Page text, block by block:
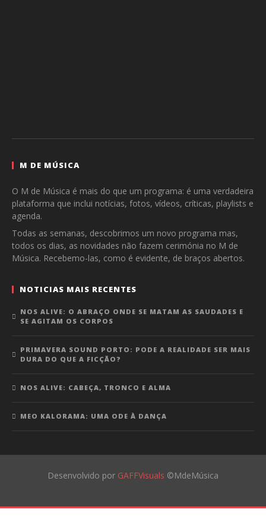
M DE MÚSICA
O M de Música é mais do que um programa: é uma verdadeira
plataforma que inclui notícias, fotos, vídeos, críticas, playlists e
agenda.
Todas as semanas, descobrimos um novo programa mas,
todos os dias, as novidades não fazem cerimónia no M de
Música. Recebemo-las, como é evidente, de braços abertos.
NOTICIAS MAIS RECENTES
NOS ALIVE: O ABRAÇO ONDE SE MATAM AS SAUDADES E
SE AGITAM OS CORPOS
PRIMAVERA SOUND PORTO: PODE A REALIDADE SER MAIS
DURA DO QUE A FICÇÃO?
NOS ALIVE: CABEÇA, TRONCO E ALMA
MEO KALORAMA: UMA ODE À DANÇA
Desenvolvido por GAFFVisuals ©MdeMúsica